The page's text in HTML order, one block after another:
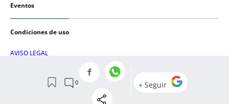
Eventos
Condiciones de uso
AVISO LEGAL
POLÍTICA DE COOKIES